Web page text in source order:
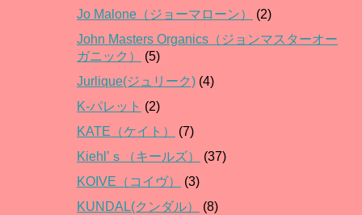
Jo Malone（ジョーマローン）
(2)
John Masters Organics（ジョンマスターオー
ガニック）
(5)
Jurlique(ジュリーク) (4)
K-パレット (2)
KATE（ケイト）
(7)
Kiehl’ｓ（キールズ）
(37)
KOIVE（コイヴ）
(3)
KUNDAL(クンダル）
(8)